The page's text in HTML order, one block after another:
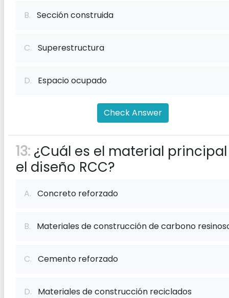
B. Sección construida
C. Superestructura
D. Espacio ocupado
Check Answer
13: ¿Cuál es el material
el diseño RCC?
A. Concreto reforzado
B. Materiales de construcción de carbono
C. Cemento reforzado
D. Materiales de construcción reciclados